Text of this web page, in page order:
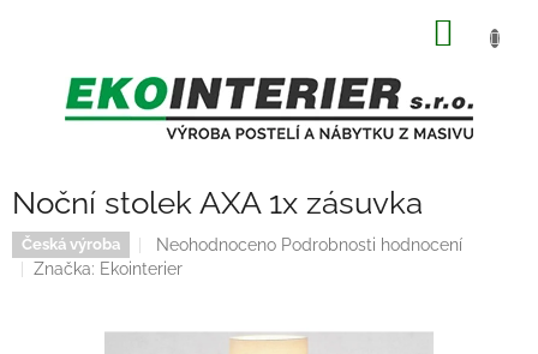
Noční stolek AXA 1x zásuvka
Česká výroba
Průměrné
hodnocení
0,0
Neohodnoceno Podrobnosti hodnocení
Značka: Ekointerier